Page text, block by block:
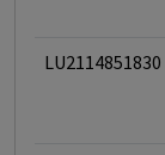
LU2114851830